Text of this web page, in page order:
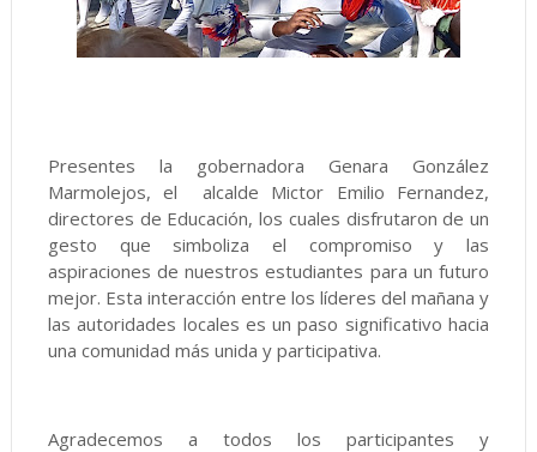
Presentes la gobernadora Genara González
Marmolejos, el alcalde Mictor Emilio Fernandez,
directores de Educación, los cuales disfrutaron de un
gesto que simboliza el compromiso y las
aspiraciones de nuestros estudiantes para un futuro
mejor. Esta interacción entre los líderes del mañana y
las autoridades locales es un paso significativo hacia
una comunidad más unida y participativa.
Agradecemos a todos los participantes y